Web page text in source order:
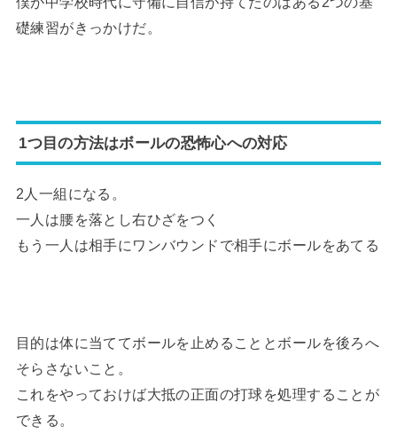
礎練習がきっかけだ。
1つ目の方法はボールの恐怖心への対応
2人一組になる。
一人は腰を落とし右ひざをつく
もう一人は相手にワンバウンドで相手にボールをあてる
目的は体に当ててボールを止めることとボールを後ろへ
そらさないこと。
これをやっておけば大抵の正面の打球を処理することが
できる。